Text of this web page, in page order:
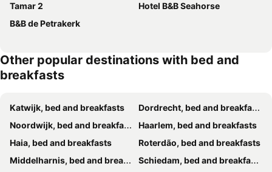
Tamar 2
Hotel B&B Seahorse
B&B de Petrakerk
Other popular destinations with bed and
breakfasts
Katwijk, bed and breakfasts
Dordrecht, bed and breakfasts
Noordwijk, bed and breakfasts
Haarlem, bed and breakfasts
Haia, bed and breakfasts
Roterdão, bed and breakfasts
Middelharnis, bed and breakfasts
Schiedam, bed and breakfasts